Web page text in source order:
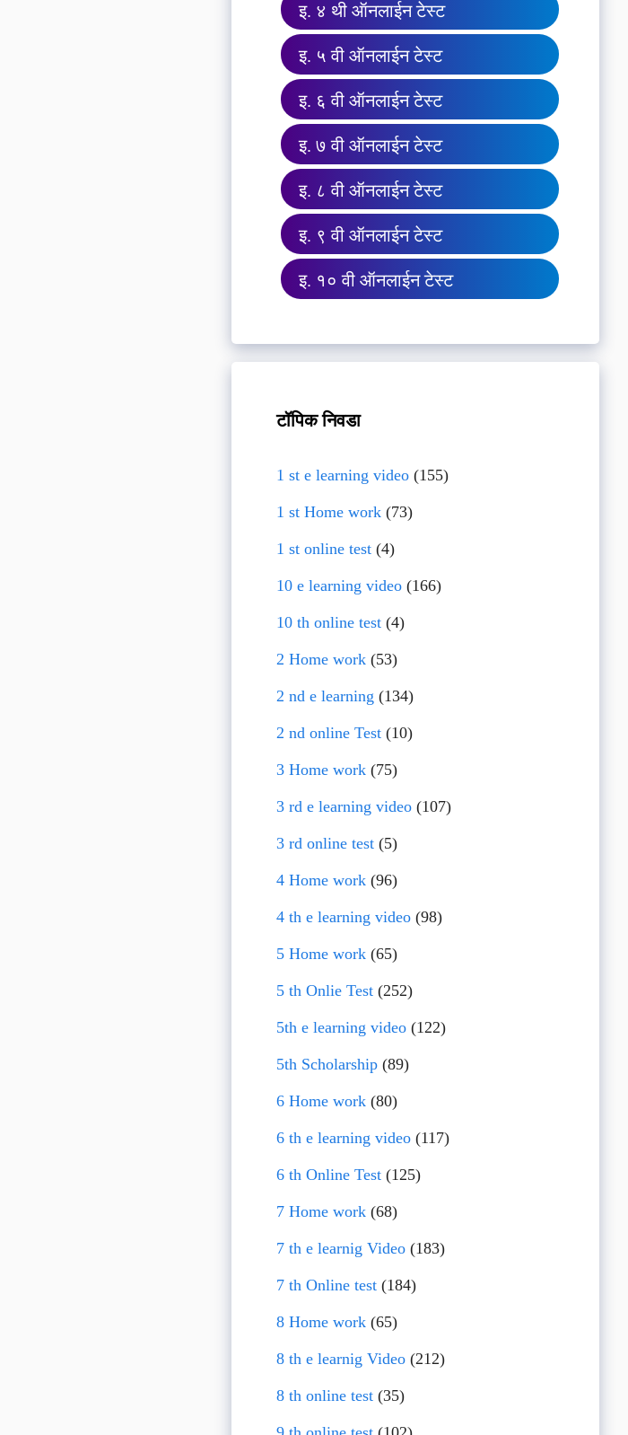
इ. ४ थी ऑनलाईन टेस्ट
इ. ५ वी ऑनलाईन टेस्ट
इ. ६ वी ऑनलाईन टेस्ट
इ. ७ वी ऑनलाईन टेस्ट
इ. ८ वी ऑनलाईन टेस्ट
इ. ९ वी ऑनलाईन टेस्ट
इ. १० वी ऑनलाईन टेस्ट
टॉपिक निवडा
1 st e learning video(155)
1 st Home work(73)
1 st online test(4)
10 e learning video(166)
10 th online test(4)
2 Home work(53)
2 nd e learning (134)
2 nd online Test(10)
3 Home work(75)
3 rd e learning video(107)
3 rd online test(5)
4 Home work(96)
4 th e learning video(98)
5 Home work(65)
5 th Onlie Test(252)
5th e learning video(122)
5th Scholarship(89)
6 Home work(80)
6 th e learning video(117)
6 th Online Test(125)
7 Home work(68)
7 th e learnig Video(183)
7 th Online test(184)
8 Home work(65)
8 th e learnig Video(212)
8 th online test(35)